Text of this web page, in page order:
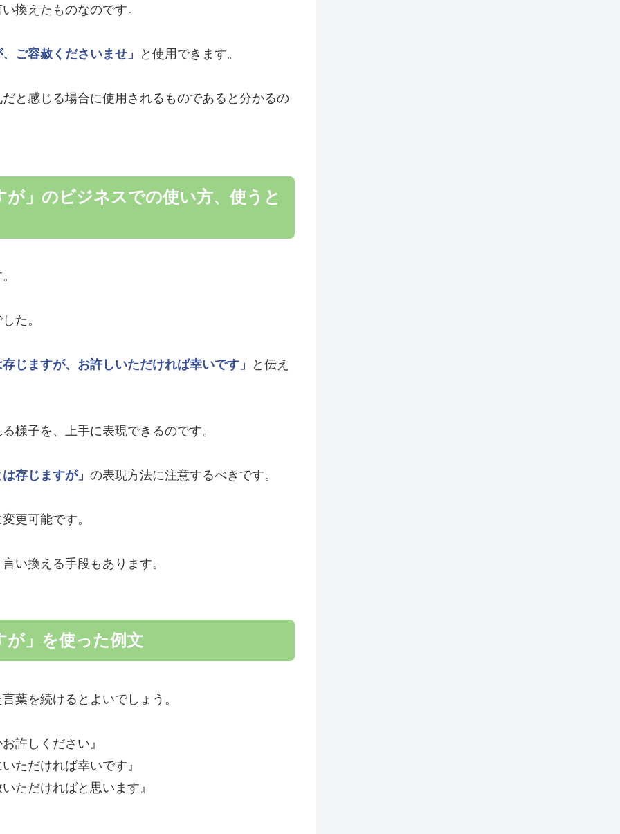
換えたものなのです。
ご容赦くださいませ」 と使用できます。
と感じる場合に使用されるものであると分かるの
」のビジネスでの使い方、使うと
た。
じますが、お許しいただければ幸いです」 と伝え
様子を、上手に表現できるのです。
存じますが」 の表現方法に注意するべきです。
更可能です。
い換える手段もあります。
が」を使った例文
葉を続けるとよいでしょう。
許しください』
ただければ幸いです』
ただければと思います』